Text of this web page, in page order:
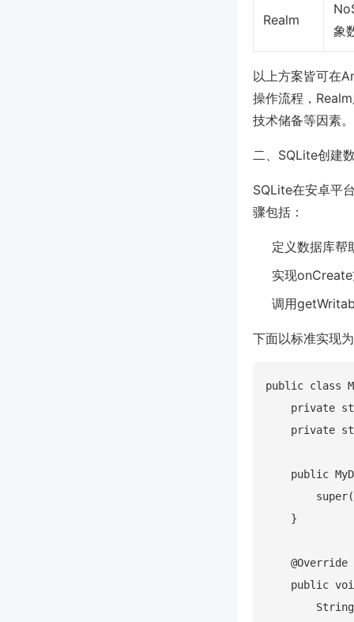
Realm
象
以上方案皆可在
操作流程，
技术储备等因素。
二、SQLite创建
SQLite在安卓平
骤包括：
定义数据库帮
实现
调用
下面以标准实现
public class
private
private
public
    }
    @Override
public